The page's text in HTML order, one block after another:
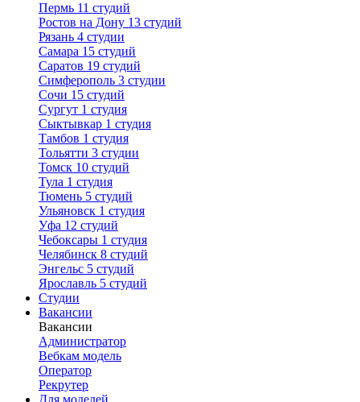
Пермь 11 студий
Ростов на Дону 13 студий
Рязань 4 студии
Самара 15 студий
Саратов 19 студий
Симферополь 3 студии
Сочи 15 студий
Сургут 1 студия
Сыктывкар 1 студия
Тамбов 1 студия
Тольятти 3 студии
Томск 10 студий
Тула 1 студия
Тюмень 5 студий
Ульяновск 1 студия
Уфа 12 студий
Чебоксары 1 студия
Челябинск 8 студий
Энгельс 5 студий
Ярославль 5 студий
Студии
Вакансии
Вакансии
Администратор
Вебкам модель
Оператор
Рекрутер
Для моделей